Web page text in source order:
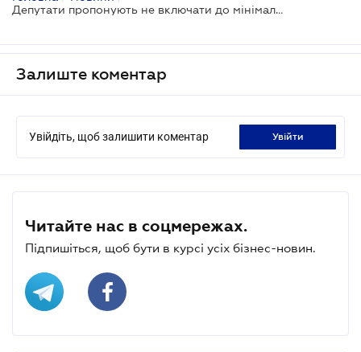
Депутати пропонують не включати до мінімальної заробітної плати доплати та премії
Залиште коментар
Увійдіть, щоб залишити коментар увійти
Читайте нас в соцмережах.
Підпишіться, щоб бути в курсі усіх бізнес-новин.